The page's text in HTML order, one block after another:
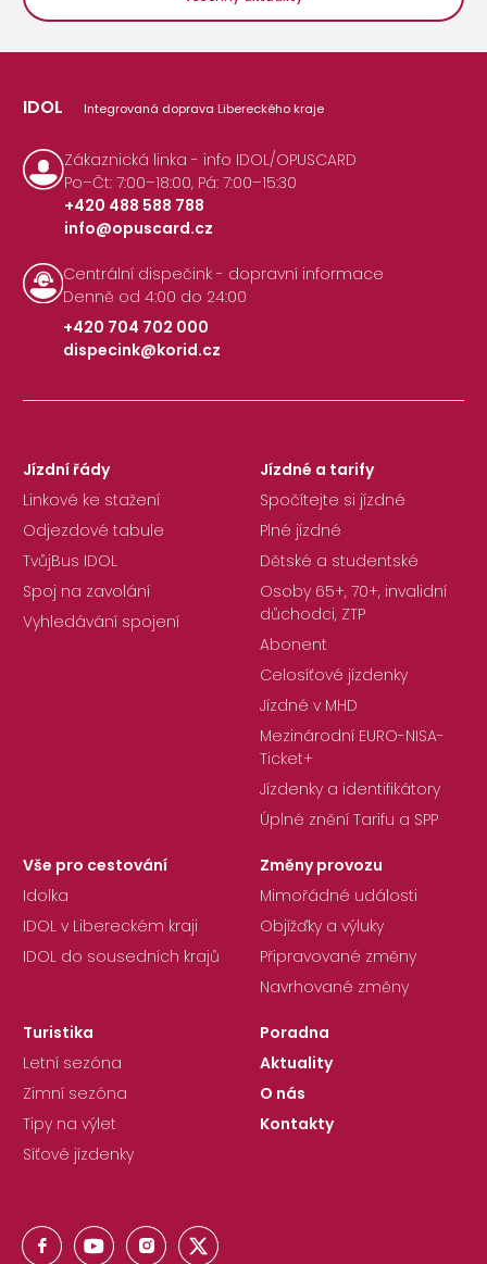
IDOL Integrovaná doprava Libereckého kraje
Zákaznická linka - info IDOL/OPUSCARD
Po–Čt: 7:00–18:00, Pá: 7:00–15:30
+420 488 588 788
|
info@opuscard.cz
Centrální dispečink - dopravní informace
Denně od 4:00 do 24:00
+420 704 702 000
|
dispecink@korid.cz
Jízdní řády
Linkové ke stažení
Odjezdové tabule
TvůjBus IDOL
Spoj na zavolání
Vyhledávání spojení
Jízdné a tarify
Spočítejte si jízdné
Plné jízdné
Dětské a studentské
Osoby 65+, 70+, invalidní
důchodci, ZTP
Abonent
Celosíťové jízdenky
Jízdné v MHD
Mezinárodní EURO-NISA-
Ticket+
Jízdenky a identifikátory
Úplné znění Tarifu a SPP
Vše pro cestování
Idolka
IDOL v Libereckém kraji
IDOL do sousedních krajů
Změny provozu
Mimořádné události
Objížďky a výluky
Připravované změny
Navrhované změny
Turistika
Letní sezóna
Zimní sezóna
Tipy na výlet
Síťové jízdenky
Poradna
Aktuality
O nás
Kontakty